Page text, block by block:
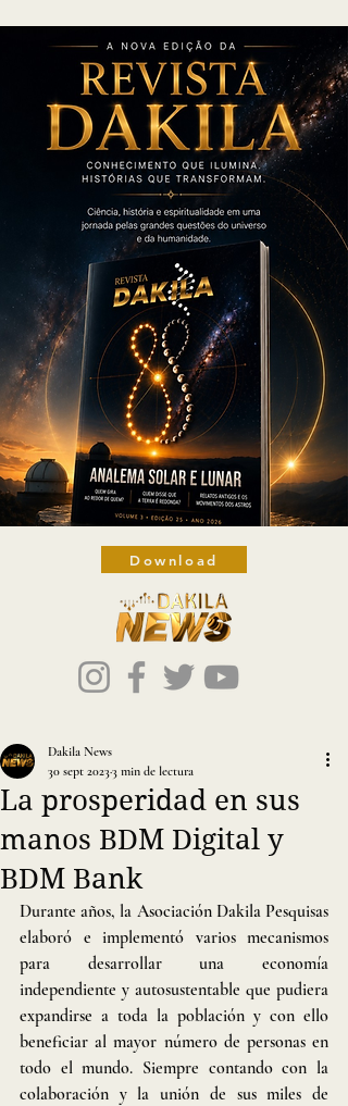
Download
La prosperidad en sus
manos BDM Digital y
BDM Bank
Dakila News
30 sept 20233 min de lectura
Durante años, la Asociación Dakila Pesquisas
elaboró e implementó varios mecanismos
para desarrollar una economía
independiente y autosustentable que pudiera
expandirse a toda la población y con ello
beneficiar al mayor número de personas en
todo el mundo. Siempre contando con la
colaboración y la unión de sus miles de